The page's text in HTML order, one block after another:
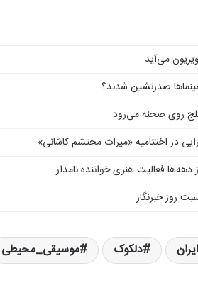
می‌آید
صدرنشین شدند؟
روی صحنه می‌رود
در اختتامیه «میراث محتشم کاشانی»
دهه‌ها فعالیت هنری خواننده نامدار
روز خبرنگار
دلکوک موسیقی_محیطی